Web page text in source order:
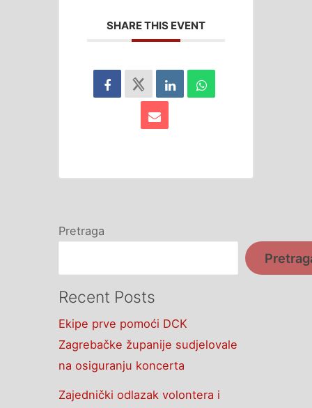
SHARE THIS EVENT
Pretraga
Recent Posts
Ekipe prve pomoći DCK
Zagrebačke županije sudjelovale
na osiguranju koncerta
Zajednički odlazak volontera i